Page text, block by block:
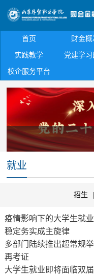
首页 财金概
实践教学 党建学
校企服务平台
就业
招生 |
疫情影响下的大学生就
稳定务实成主旋律
多部门陆续推出超常规
再考证
大学生就业即将面临双